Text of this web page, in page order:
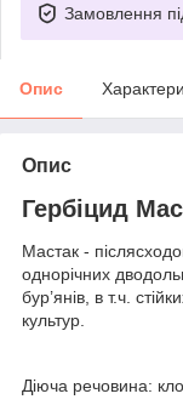
Замовлення
Опис
Опис
Гербіцид
Мастак -
однорічних
бур’янів, в т.ч.
культур.
Діюча речовина: